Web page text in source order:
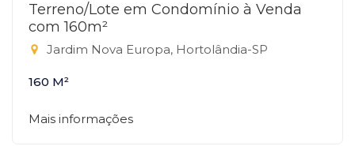
Terreno/Lote em Condomínio à Venda
com 160m²
Jardim Nova Europa, Hortolândia-SP
160 M²
Mais informações